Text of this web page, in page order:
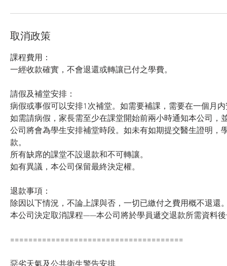
取消政策
課程費用：
一經收款確實，不會退還或轉讓已付之學費。
請假及補堂安排：
病假或事假可以安排1次補堂。如需要補課，需要在一個月
如需請病假，家長需至少在課堂開始前兩小時通知本公司，
公司將會為學生安排補堂時段。如未有如期提交醫生證明，
款。
所有缺席的課堂不設退款和不可轉讓。
如有異議，本公司保留最終決定權。
退款事項：
除因以下情況，不論上課與否，一切已繳付之費用概不退還
本公司決定取消課程——本公司將於學員遞交退款所需資料
======================================